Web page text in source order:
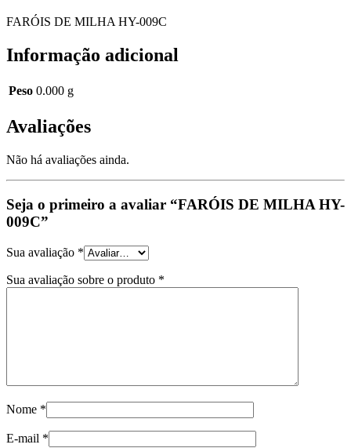
FARÓIS DE MILHA HY-009C
Informação adicional
Peso 0.000 g
Avaliações
Não há avaliações ainda.
Seja o primeiro a avaliar “FARÓIS DE MILHA HY-
009C”
Sua avaliação *
Sua avaliação sobre o produto *
Nome *
E-mail *